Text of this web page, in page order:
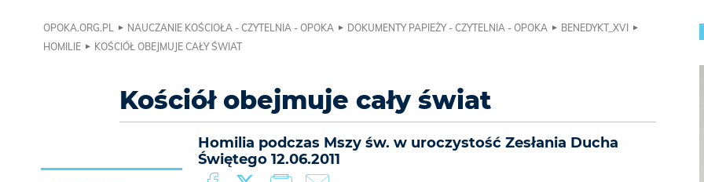
OPOKA.ORG.PL NAUCZANIE KOŚCIOŁA - CZYTELNIA - OPOKA DOKUMENTY PAPIEŻY - CZYTELNIA - OPOKA
BENEDYKT_XVI
HOMILIE
KOŚCIÓŁ OBEJMUJE CAŁY ŚWIAT
Kościół obejmuje cały świat
Homilia podczas Mszy św. w uroczystość Zesłania Ducha
Świętego 12.06.2011